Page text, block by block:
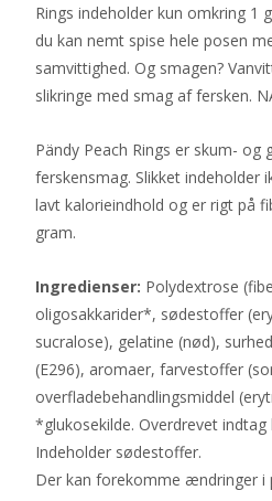
Rings indeholder kun omkring 1
du kan nemt spise hele posen
samvittighed. Og smagen?
slikringe med smag af fersken.
Pändy Peach Rings er skum- og
ferskensmag. Slikket indeholder
lavt kalorieindhold og er rigt på
gram.
Ingredienser: Polydextrose
oligosakkarider*, sødestoffer
sucralose), gelatine (nød),
(E296), aromaer, farvestoffer
overfladebehandlingsmiddel
*glukosekilde. Overdrevet indtag
Indeholder sødestoffer.
Der kan forekomme ændringer i